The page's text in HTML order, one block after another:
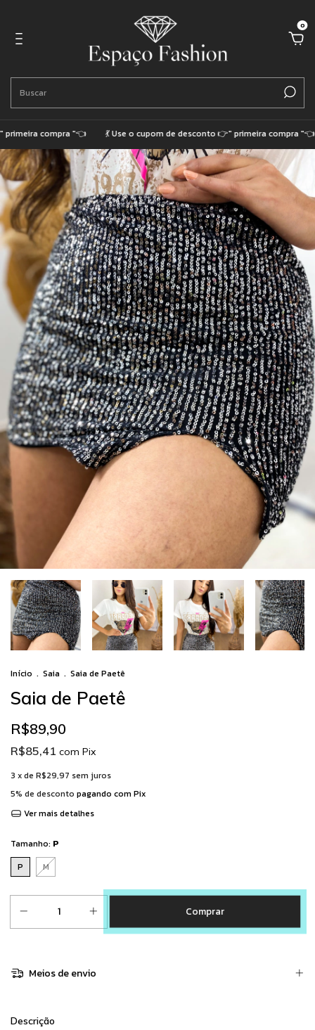
0
compra "👈 💃 Use o cupom de desconto 👉" primeira compra "👈
Início . Saia . Saia de Paetê
Saia de Paetê
R$89,90
R$85,41 com Pix
3 x de R$29,97 sem juros
5% de desconto pagando com Pix
Ver mais detalhes
Tamanho: P
P
M
Meios de envio
Descrição